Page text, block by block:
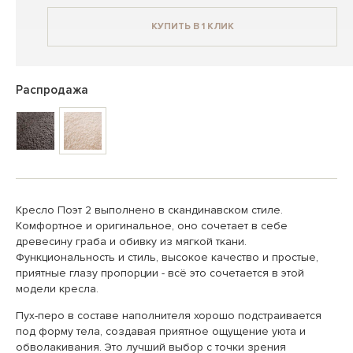
КУПИТЬ В 1 КЛИК
Распродажа
Кресло Поэт 2 выполнено в скандинавском стиле.
Комфортное и оригинальное, оно сочетает в себе
древесину граба и обивку из мягкой ткани.
Функциональность и стиль, высокое качество и простые,
приятные глазу пропорции - всё это сочетается в этой
модели кресла.
Пух-перо в составе наполнителя хорошо подстраивается
под форму тела, создавая приятное ощущение уюта и
обволакивания. Это лучший выбор с точки зрения